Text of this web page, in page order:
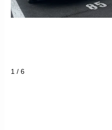
1 / 6